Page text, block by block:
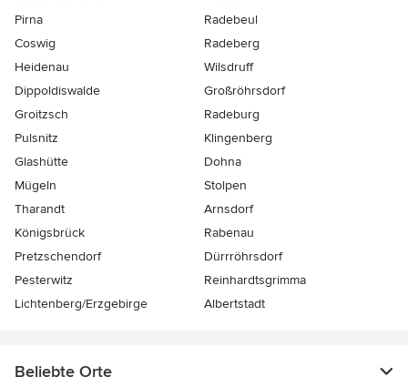
Pirna
Radebeul
Coswig
Radeberg
Heidenau
Wilsdruff
Dippoldiswalde
Großröhrsdorf
Groitzsch
Radeburg
Pulsnitz
Klingenberg
Glashütte
Dohna
Mügeln
Stolpen
Tharandt
Arnsdorf
Königsbrück
Rabenau
Pretzschendorf
Dürrröhrsdorf
Pesterwitz
Reinhardtsgrimma
Lichtenberg/Erzgebirge
Albertstadt
Beliebte Orte